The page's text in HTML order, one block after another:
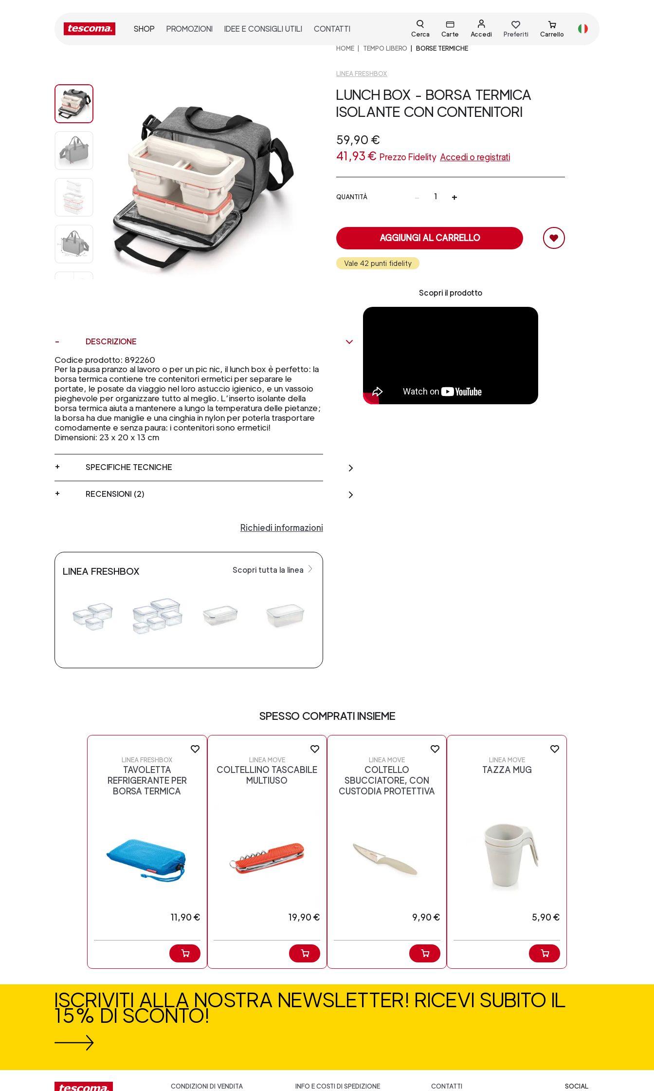
SHOP PROMOZIONI IDEE E CONSIGLI UTILI CONTATTI
Cerca Carte Accedi Preferiti Carrello
DESCRIZIONE
Codice prodotto: 892260
Per la pausa pranzo al lavoro o per un pic nic, il lunch box è perfetto: la
borsa termica contiene tre contenitori ermetici per separare le
portate, le posate da viaggio nel loro astuccio igienico, e un vassoio
pieghevole per organizzare tutto al meglio. L’inserto isolante della
borsa termica aiuta a mantenere a lungo la temperatura delle pietanze;
la borsa ha due maniglie e una cinghia in nylon per poterla trasportare
comodamente e senza paura: i contenitori sono ermetici!
Dimensioni: 23 x 20 x 13 cm
SPECIFICHE TECNICHE
RECENSIONI (2)
Richiedi informazioni
LINEA FRESHBOX Scopri tutta la linea
HOME TEMPO LIBERO BORSE TERMICHE
LINEA FRESHBOX
LUNCH BOX - BORSA TERMICA
ISOLANTE CON CONTENITORI
59,90 €
41,93 € Prezzo Fidelity Accedi o registrati
QUANTITÀ - +
AGGIUNGI AL CARRELLO
Vale 42 punti fidelity
Scopri il prodotto
SPESSO COMPRATI INSIEME
LINEA FRESHBOX
TAVOLETTA
REFRIGERANTE PER
BORSA TERMICA
11,90 €
LINEA MOVE
COLTELLINO TASCABILE
MULTIUSO
19,90 €
LINEA MOVE
COLTELLO
SBUCCIATORE, CON
CUSTODIA PROTETTIVA
9,90 €
LINEA MOVE
TAZZA MUG
5,90 €
ISCRIVITI ALLA NOSTRA NEWSLETTER! RICEVI SUBITO IL
15% DI SCONTO!
CONDIZIONI DI VENDITA INFO E COSTI DI SPEDIZIONE CONTATTI SOCIAL